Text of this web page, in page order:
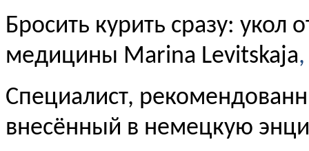
Бросить курить сразу: укол
медицины Marina Levitskaja,
Специалист,
внесённый в немецкую